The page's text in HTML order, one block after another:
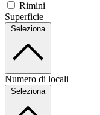
Rimini
Superficie
Seleziona
Numero di locali
Seleziona